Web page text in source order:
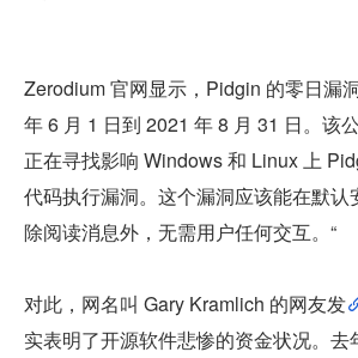
Zerodium 官网显示，Pidgin 的零日漏
年 6 月 1 日到 2021 年 8 月 31 日。该
正在寻找影响 Windows 和 Linux 上
代码执行漏洞。这个漏洞应该能在默认
除阅读消息外，无需用户任何交互。“
对此，网名叫 Gary Kramlich 的网友发
实表明了开源软件悲惨的资金状况。去